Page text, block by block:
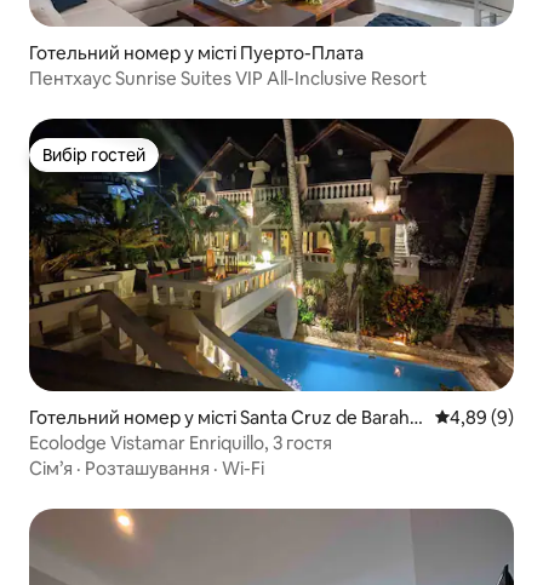
Готельний номер у місті Пуерто-Плата
Пентхаус Sunrise Suites VIP All-Inclusive Resort
Вибір гостей
Вибір гостей
Готельний номер у місті Santa Cruz de Baraho
na
Середня
4,89 (9)
Ecolodge Vistamar Enriquillo, 3 гостя
Сім’я · Розташування · Wi-Fi